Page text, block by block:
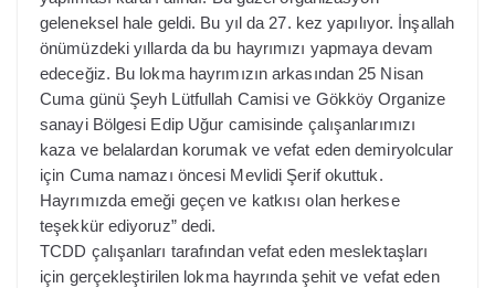
geleneksel hale geldi. Bu yıl da 27. kez yapılıyor. İnşallah
önümüzdeki yıllarda da bu hayrımızı yapmaya devam
edeceğiz. Bu lokma hayrımızın arkasından 25 Nisan
Cuma günü Şeyh Lütfullah Camisi ve Gökköy Organize
sanayi Bölgesi Edip Uğur camisinde çalışanlarımızı
kaza ve belalardan korumak ve vefat eden demiryolcular
için Cuma namazı öncesi Mevlidi Şerif okuttuk.
Hayrımızda emeği geçen ve katkısı olan herkese
teşekkür ediyoruz” dedi.
TCDD çalışanları tarafından vefat eden meslektaşları
için gerçekleştirilen lokma hayrında şehit ve vefat eden